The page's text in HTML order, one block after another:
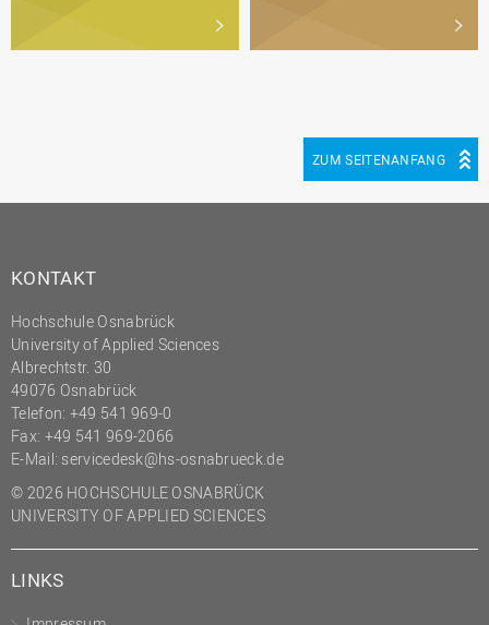
ZUM SEITENANFANG
KONTAKT
Hochschule Osnabrück
University of Applied Sciences
Albrechtstr. 30
49076 Osnabrück
Telefon: +49 541 969-0
Fax: +49 541 969-2066
E-Mail: servicedesk@hs-osnabrueck.de
© 2026 HOCHSCHULE OSNABRÜCK
UNIVERSITY OF APPLIED SCIENCES
LINKS